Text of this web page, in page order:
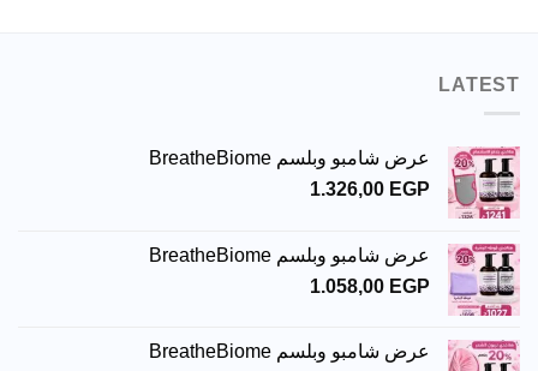
LATEST
عرض شامبو وبلسم BreatheBiome
1.326,00 EGP
عرض شامبو وبلسم BreatheBiome
1.058,00 EGP
عرض شامبو وبلسم BreatheBiome